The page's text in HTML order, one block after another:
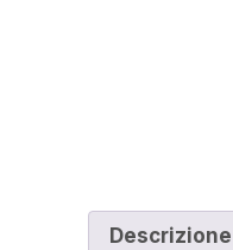
Descrizione